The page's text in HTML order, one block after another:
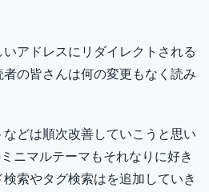
アドレスにリダイレクトされる
の皆さんは何の変更もなく読み
どは順次改善していこうと思い
ニマルテーマもそれなりに好き
索やタグ検索はを追加していき